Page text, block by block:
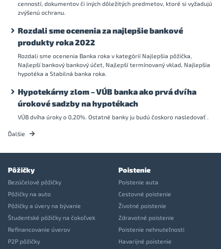
cenností, dokumentov či iných dôležitých predmetov, ktoré si vyžadujú
zvýšenú ochranu.
Rozdali sme ocenenia za najlepšie bankové
produkty roka 2022
Rozdali sme ocenenia Banka roka v kategórií Najlepšia pôžička,
Najlepší bankový bankový účet, Najlepší termínovaný vklad, Najlepšia
hypotéka a Stabilná banka roka.
Hypotekárny zlom – VÚB banka ako prvá dvíha
úrokové sadzby na hypotékach
VÚB dvíha úroky o 0,20%. Ostatné banky ju budú čoskoro nasledovať .
Ďalšie
Pôžičky
Bezúčelové pôžičky
Pôžičky na auto
Pôžičky a úvery na bývanie
Študentské pôžičky na čokoľvek
Refinancovanie úverov
P2P pôžičky
Poistenie
Poistenie auta
Cestovné poistenie
Životné poistenie
Zdravotné poistenie
Poistenie nehnuteľnosti
Havarijné poistenie